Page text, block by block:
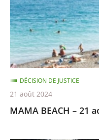
2024
MAMA BEACH – 21
DÉCISION DE JUSTICE
21 août 2024